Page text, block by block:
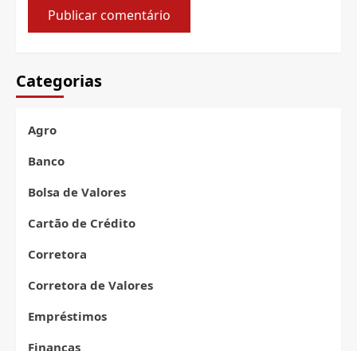
Categorias
Agro
Banco
Bolsa de Valores
Cartão de Crédito
Corretora
Corretora de Valores
Empréstimos
Finanças